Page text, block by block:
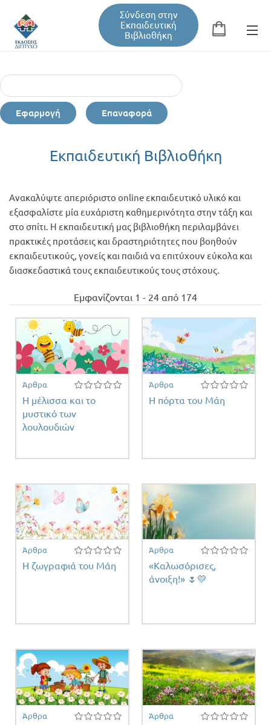
Σύνδεση στην
Εκπαιδευτική
Βιβλιοθήκη
Φόρμα αναζήτησης
Εκπαιδευτική Βιβλιοθήκη
Σεμινάρια / Συνέδρια
Τεύχη Περιοδικών
Εφαρμογή Επαναφορά
Εκπαιδευτική Βιβλιοθήκη
Ανακαλύψτε απεριόριστο online εκπαιδευτικό υλικό και
εξασφαλίστε μία ευχάριστη καθημερινότητα στην τάξη και
στο σπίτι. Η εκπαιδευτική μας βιβλιοθήκη περιλαμβάνει
πρακτικές προτάσεις και δραστηριότητες που βοηθούν
εκπαιδευτικούς, γονείς και παιδιά να επιτύχουν εύκολα και
διασκεδαστικά τους εκπαιδευτικούς τους στόχους.
Εμφανίζονται 1 - 24 από 174
Άρθρα
Η μέλισσα και το
μυστικό των
λουλουδιών
Άρθρα
Η πόρτα του Μάη
Άρθρα
Η ζωγραφιά του Μάη
Άρθρα
«Καλωσόρισες,
άνοιξη!» 🌷💛
Άρθρα Άρθρα